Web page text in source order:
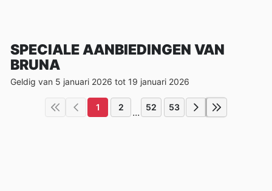
SPECIALE AANBIEDINGEN VAN
BRUNA
Geldig van 5 januari 2026 tot 19 januari 2026
1 2 ... 52 53